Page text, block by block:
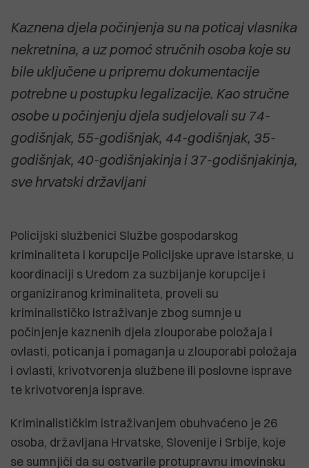
Kaznena djela počinjenja su na poticaj vlasnika
nekretnina, a uz pomoć stručnih osoba koje su
bile uključene u pripremu dokumentacije
potrebne u postupku legalizacije. Kao stručne
osobe u počinjenju djela sudjelovali su 74-
godišnjak, 55-godišnjak, 44-godišnjak, 35-
godišnjak, 40-godišnjakinja i 37-godišnjakinja,
sve hrvatski državljani
Policijski službenici Službe gospodarskog
kriminaliteta i korupcije Policijske uprave istarske, u
koordinaciji s Uredom za suzbijanje korupcije i
organiziranog kriminaliteta, proveli su
kriminalističko istraživanje zbog sumnje u
počinjenje kaznenih djela zlouporabe položaja i
ovlasti, poticanja i pomaganja u zlouporabi položaja
i ovlasti, krivotvorenja službene ili poslovne isprave
te krivotvorenja isprave.
Kriminalističkim istraživanjem obuhvaćeno je 26
osoba, državljana Hrvatske, Slovenije i Srbije, koje
se sumnjiči da su ostvarile protupravnu imovinsku